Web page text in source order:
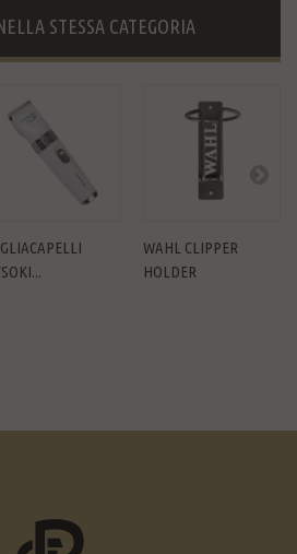
STESSA CATEGORIA
WAHL CLIPPER
HOLDER